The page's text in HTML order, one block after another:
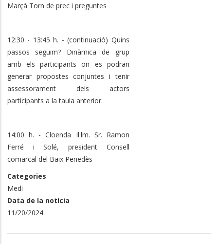
Marçà Torn de prec i preguntes
12:30 - 13:45 h. - (continuació) Quins
passos seguim? Dinàmica de grup
amb els participants on es podran
generar propostes conjuntes i tenir
assessorament dels actors
participants a la taula anterior.
14:00 h. - Cloenda Il·lm. Sr. Ramon
Ferré i Solé, president Consell
comarcal del Baix Penedès
Categories
Medi
Data de la notícia
11/20/2024